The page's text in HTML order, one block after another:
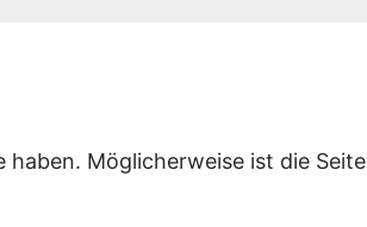
Möglicherweise ist die Seite